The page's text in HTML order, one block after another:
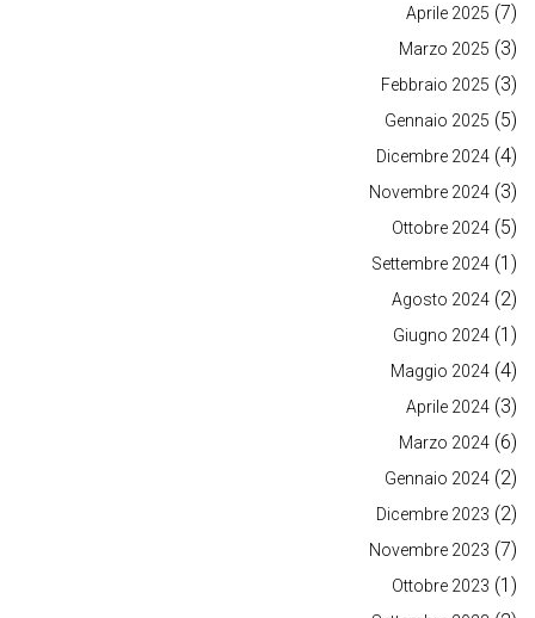
Aprile 2025 (7)
Marzo 2025 (3)
Febbraio 2025 (3)
Gennaio 2025 (5)
Dicembre 2024 (4)
Novembre 2024 (3)
Ottobre 2024 (5)
Settembre 2024 (1)
Agosto 2024 (2)
Giugno 2024 (1)
Maggio 2024 (4)
Aprile 2024 (3)
Marzo 2024 (6)
Gennaio 2024 (2)
Dicembre 2023 (2)
Novembre 2023 (7)
Ottobre 2023 (1)